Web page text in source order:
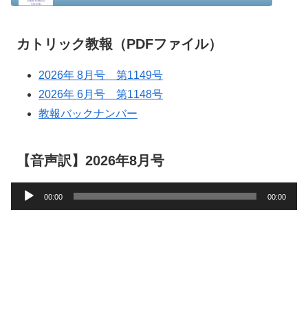
カトリック教報（PDFファイル）
2026年 8月号 第1149号
2026年 6月号 第1148号
教報バックナンバー
【音声訳】2026年8月号
声
00:00 00:00